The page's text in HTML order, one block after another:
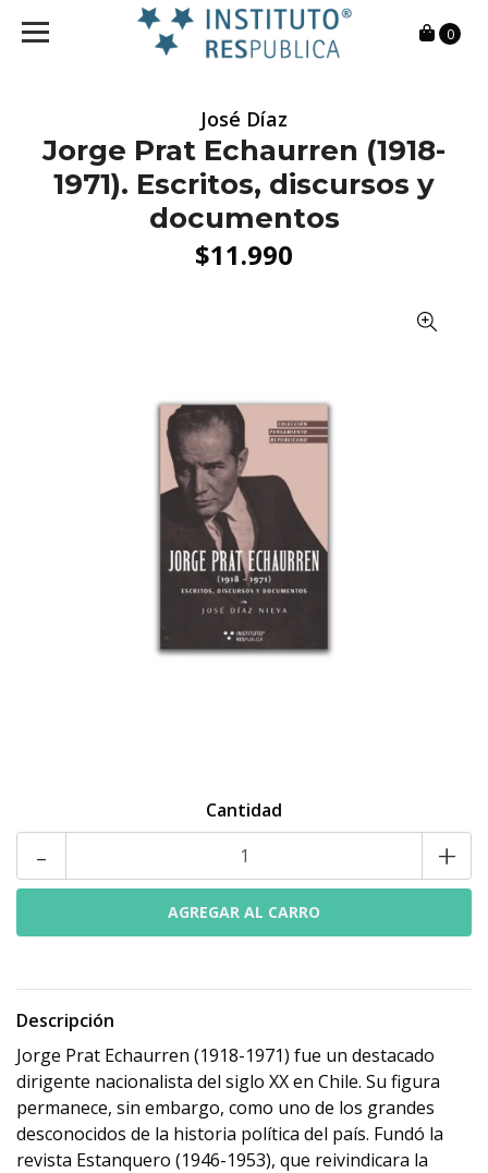
0
José Díaz
Jorge Prat Echaurren (1918-
1971). Escritos, discursos y
documentos
$11.990
Cantidad
- +
Descripción
Jorge Prat Echaurren (1918-1971) fue un destacado
dirigente nacionalista del siglo XX en Chile. Su figura
permanece, sin embargo, como uno de los grandes
desconocidos de la historia política del país. Fundó la
revista Estanquero (1946-1953), que reivindicara la